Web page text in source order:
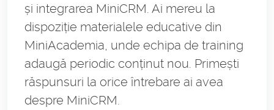
și integrarea MiniCRM. Ai mereu la
dispoziție materialele educative din
MiniAcademia, unde echipa de training
adaugă periodic conținut nou. Primești
răspunsuri la orice întrebare ai avea
despre MiniCRM.